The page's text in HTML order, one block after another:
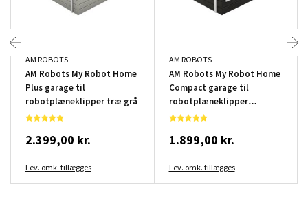
AM ROBOTS
AM Robots My Robot Home
Plus garage til
robotplæneklipper træ grå
2.399,00 kr.
Lev. omk. tillægges
AM ROBOTS
AM Robots My Robot Home
Compact garage til
robotplæneklipper
sort/hvid
1.899,00 kr.
Lev. omk. tillægges